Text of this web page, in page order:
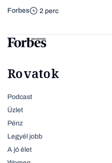
Forbes 2 perc
Rovatok
Podcast
Üzlet
Pénz
Legyél jobb
A jó élet